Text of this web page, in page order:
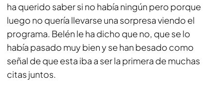
ha querido saber si no había ningún pero porque
luego no quería llevarse una sorpresa viendo el
programa. Belén le ha dicho que no, que se lo
había pasado muy bien y se han besado como
señal de que esta iba a ser la primera de muchas
citas juntos.